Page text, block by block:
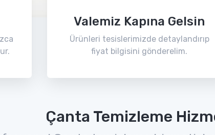
Valemiz Kapına Gelsin
Ürünleri tesislerimizde detaylandırıp
fiyat bilgisini gönderelim.
Çanta Temizleme